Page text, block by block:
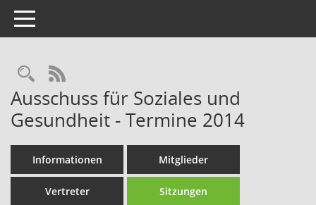
Toggle navigation
Rechercheauswahl
RSS-Feed
Ausschuss für Soziales und
Gesundheit - Termine 2014
Informationen Mitglieder
Vertreter Sitzungen